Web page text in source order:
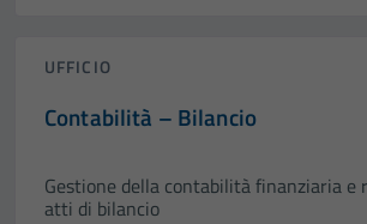
UFFICIO
Contabilità – Bilancio
Gestione della contabilità finanziaria e
atti di bilancio